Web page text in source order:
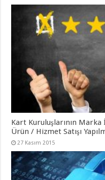
Kart Kuruluşlarının Marka
Ürün / Hizmet Satışı
27 Kasım 2015